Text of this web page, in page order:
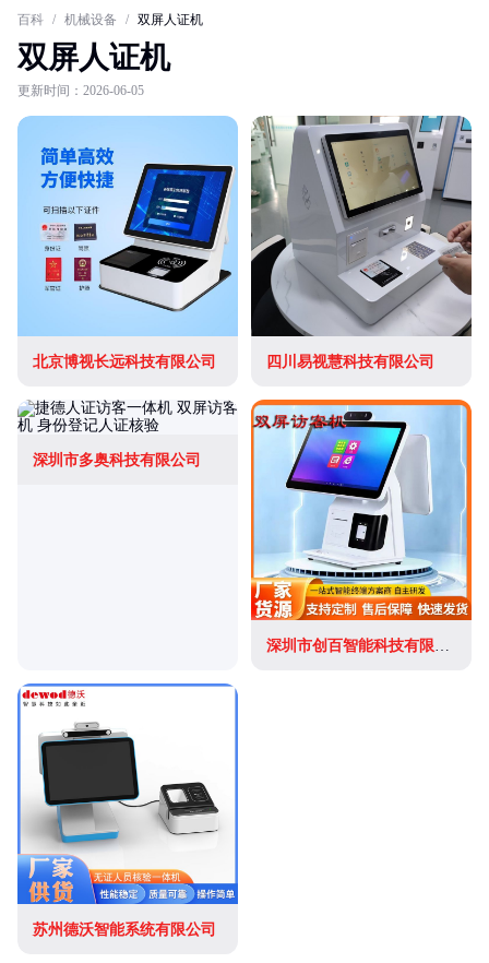
百科 / 机械设备 / 双屏人证机
双屏人证机
更新时间：2026-06-05
北京博视长远科技有限公司 四川易视慧科技有限公司
深圳市多奥科技有限公司
深圳市创百智能科技有限公司
苏州德沃智能系统有限公司